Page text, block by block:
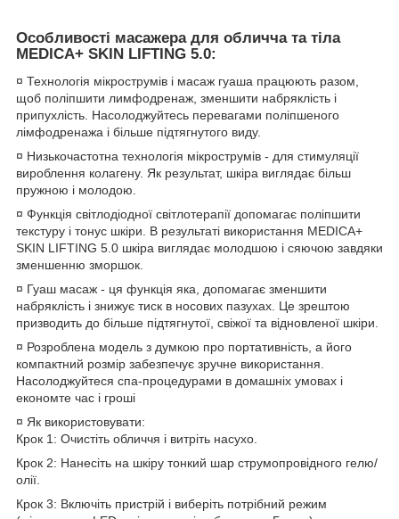
Особливості масажера для обличча та тіла
MEDICA+ SKIN LIFTING 5.0:
¤ Технологія мікрострумів і масаж гуаша працюють разом,
щоб поліпшити лимфодренаж, зменшити набряклість і
припухлість. Насолоджуйтесь перевагами поліпшеного
лімфодренажа і більше підтягнутого виду.
¤ Низькочастотна технологія мікрострумів - для стимуляції
вироблення колагену. Як результат, шкіра виглядає більш
пружною і молодою.
¤ Функція світлодіодної світлотерапії допомагає поліпшити
текстуру і тонус шкіри. В результаті використання MEDICA+
SKIN LIFTING 5.0 шкіра виглядає молодшою і сяючою завдяки
зменшенню зморшок.
¤ Гуаш масаж - ця функція яка, допомагає зменшити
набряклість і знижує тиск в носових пазухах. Це зрештою
призводить до більше підтягнутої, свіжої та відновленої шкіри.
¤ Розроблена модель з думкою про портативність, а його
компактний розмір забезпечує зручне використання.
Насолоджуйтеся спа-процедурами в домашніх умовах і
економте час і гроші
¤ Як використовувати:
Крок 1: Очистіть обличчя і витріть насухо.
Крок 2: Нанесіть на шкіру тонкий шар струмопровідного гелю/
олії.
Крок 3: Включіть пристрій і виберіть потрібний режим